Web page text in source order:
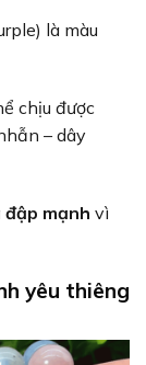
là màu
chịu được
– dây
mạnh vì
yêu thiêng